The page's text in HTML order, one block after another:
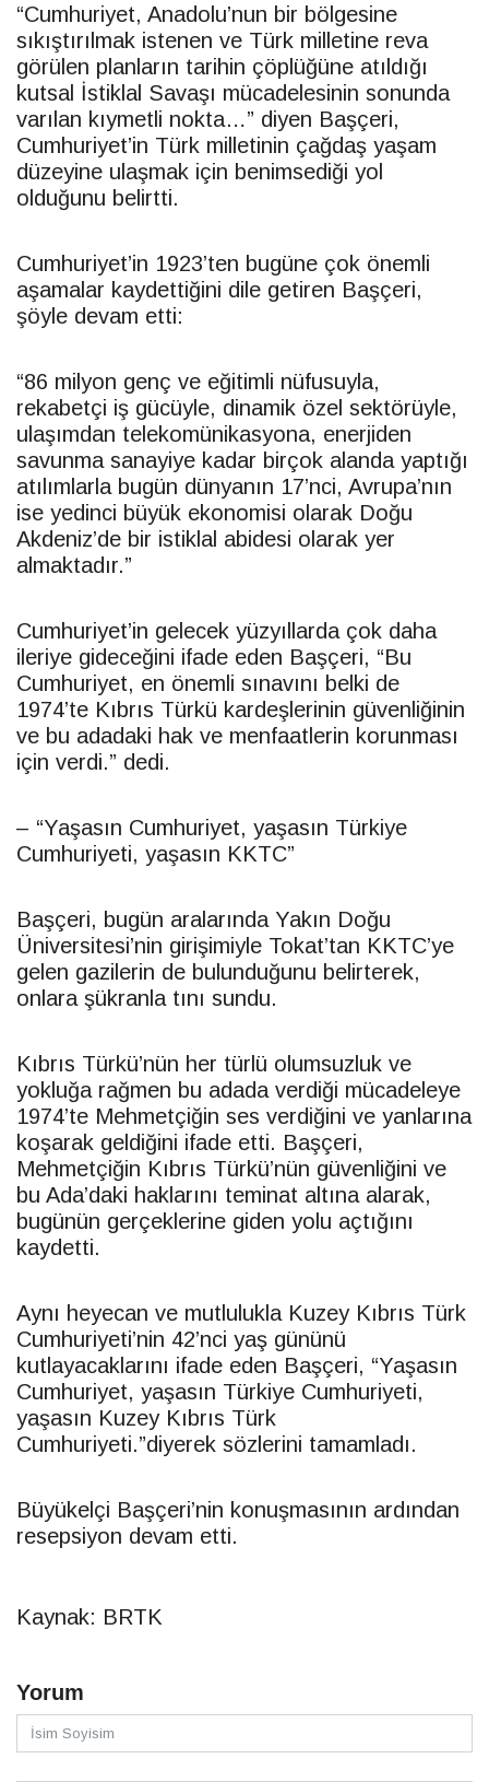
“Cumhuriyet, Anadolu’nun bir bölgesine
sıkıştırılmak istenen ve Türk milletine reva
görülen planların tarihin çöplüğüne atıldığı
kutsal İstiklal Savaşı mücadelesinin sonunda
varılan kıymetli nokta…” diyen Başçeri,
Cumhuriyet’in Türk milletinin çağdaş yaşam
düzeyine ulaşmak için benimsediği yol
olduğunu belirtti.
Cumhuriyet’in 1923’ten bugüne çok önemli
aşamalar kaydettiğini dile getiren Başçeri,
şöyle devam etti:
“86 milyon genç ve eğitimli nüfusuyla,
rekabetçi iş gücüyle, dinamik özel sektörüyle,
ulaşımdan telekomünikasyona, enerjiden
savunma sanayiye kadar birçok alanda yaptığı
atılımlarla bugün dünyanın 17’nci, Avrupa’nın
ise yedinci büyük ekonomisi olarak Doğu
Akdeniz’de bir istiklal abidesi olarak yer
almaktadır.”
Cumhuriyet’in gelecek yüzyıllarda çok daha
ileriye gideceğini ifade eden Başçeri, “Bu
Cumhuriyet, en önemli sınavını belki de
1974’te Kıbrıs Türkü kardeşlerinin güvenliğinin
ve bu adadaki hak ve menfaatlerin korunması
için verdi.” dedi.
– “Yaşasın Cumhuriyet, yaşasın Türkiye
Cumhuriyeti, yaşasın KKTC”
Başçeri, bugün aralarında Yakın Doğu
Üniversitesi’nin girişimiyle Tokat’tan KKTC’ye
gelen gazilerin de bulunduğunu belirterek,
onlara şükranla tını sundu.
Kıbrıs Türkü’nün her türlü olumsuzluk ve
yokluğa rağmen bu adada verdiği mücadeleye
1974’te Mehmetçiğin ses verdiğini ve yanlarına
koşarak geldiğini ifade etti. Başçeri,
Mehmetçiğin Kıbrıs Türkü’nün güvenliğini ve
bu Ada’daki haklarını teminat altına alarak,
bugünün gerçeklerine giden yolu açtığını
kaydetti.
Aynı heyecan ve mutlulukla Kuzey Kıbrıs Türk
Cumhuriyeti’nin 42’nci yaş gününü
kutlayacaklarını ifade eden Başçeri, “Yaşasın
Cumhuriyet, yaşasın Türkiye Cumhuriyeti,
yaşasın Kuzey Kıbrıs Türk
Cumhuriyeti.”diyerek sözlerini tamamladı.
Büyükelçi Başçeri’nin konuşmasının ardından
resepsiyon devam etti.
Kaynak: BRTK
Yorum